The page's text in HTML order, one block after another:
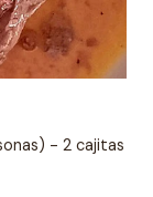
- 2 cajitas